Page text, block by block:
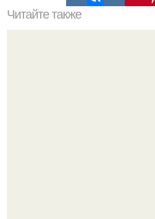
Читайте также